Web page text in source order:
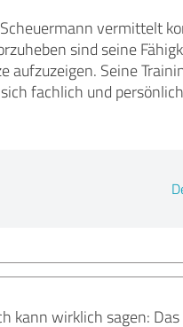
vermittelt
sind seine
aufzuzeigen. Seine
fachlich und
kann wirklich sagen: